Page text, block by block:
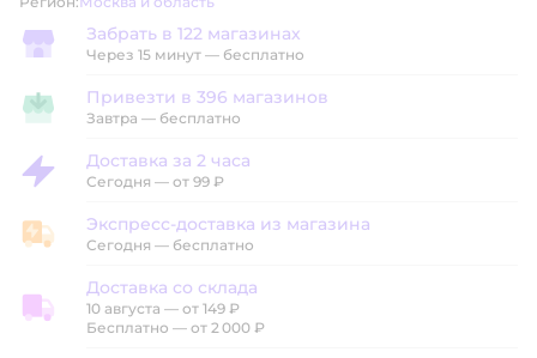
Выбор адреса доставки.
Забрать в магазине
Забрать в 122 магазинах
Через 15 минут — бесплатно
Привезти в магазин
Привезти в 396 магазинов
Завтра — бесплатно
Доставка за 2 часа
Доставка за 2 часа
Сегодня — от 99 ₽
Экспресс-доставка из магазина
Экспресс-доставка из магазина
Сегодня — бесплатно
Доставка со склада
Доставка со склада
10 августа — от 149 ₽
Бесплатно — от 2 000 ₽